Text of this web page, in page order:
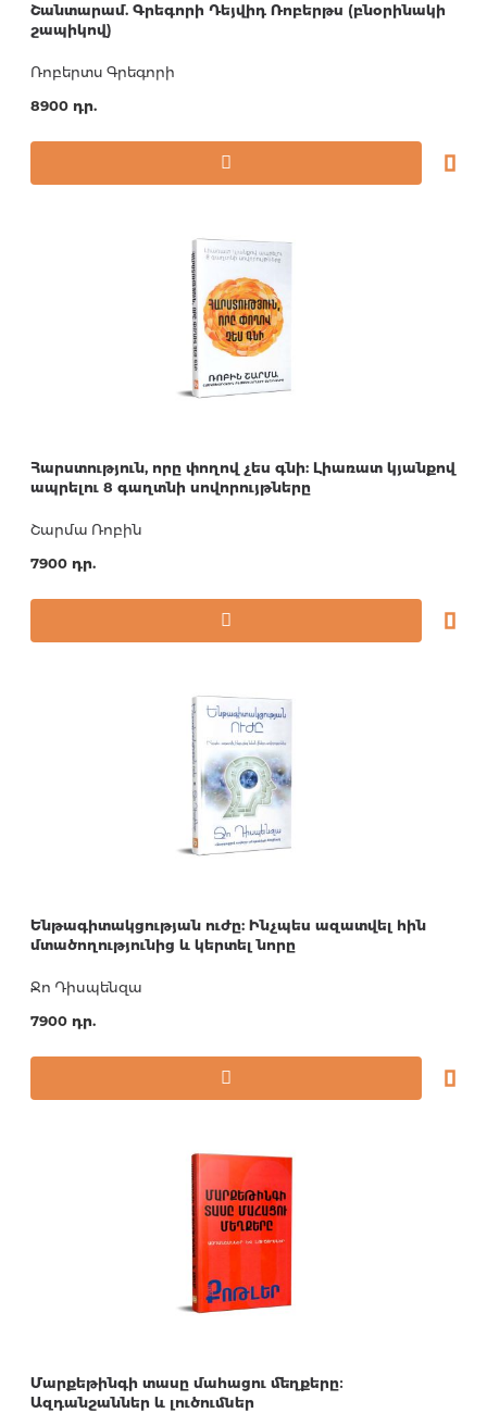
Շանտարամ. Գրեգորի Դեյվիդ Ռոբերթս (բնօրինակի
շապիկով)
Ռոբերտս Գրեգորի
8900 դր.
Հարստություն, որը փողով չես գնի: Լիառատ կյանքով
ապրելու 8 գաղտնի սովորույթները
Շարմա Ռոբին
7900 դր.
Ենթագիտակցության ուժը: Ինչպես ազատվել հին
մտածողությունից և կերտել նորը
Ջո Դիսպենզա
7900 դր.
Մարքեթինգի տասը մահացու մեղքերը։
Ազդանշաններ և լուծումներ